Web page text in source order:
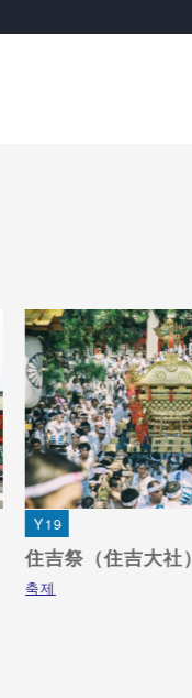
Y19
住吉祭（住吉大社）
축제